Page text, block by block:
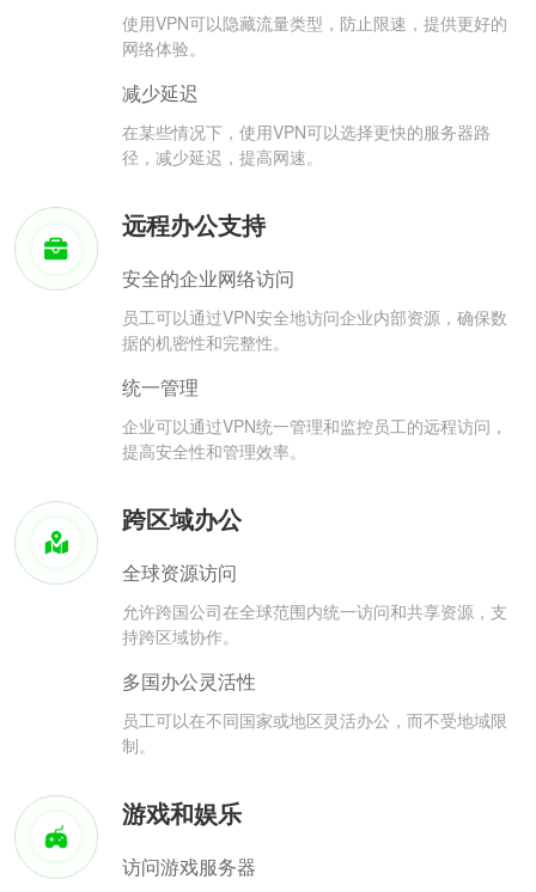
使用VPN可以隐藏流量类型，防止限速，提供更好的
网络体验。
减少延迟
在某些情况下，使用VPN可以选择更快的服务器路
径，减少延迟，提高网速。
远程办公支持
安全的企业网络访问
员工可以通过VPN安全地访问企业内部资源，确保数
据的机密性和完整性。
统一管理
企业可以通过VPN统一管理和监控员工的远程访问，
提高安全性和管理效率。
跨区域办公
全球资源访问
允许跨国公司在全球范围内统一访问和共享资源，支
持跨区域协作。
多国办公灵活性
员工可以在不同国家或地区灵活办公，而不受地域限
制。
游戏和娱乐
访问游戏服务器